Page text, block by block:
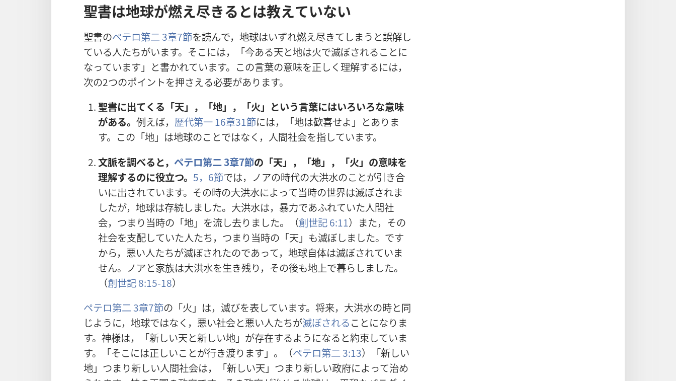
聖書は地球が燃え尽きるとは教えていない
聖書のペテロ第二3章7節を読んで， 地球はいずれ燃え尽きてしまうと誤解し
ている人たちがいます。そこには，「今ある天と地は火で滅ぼされることに
なっています」と書かれています。この言葉の意味を正しく理解するには，
次の2つのポイントを押さえる必要があります。
聖書に出てくる「天」，「地」，「火」という言葉にはいろいろな意味
がある。 例えば， 歴代第一16章31節には，「地は歓喜せよ」とありま
す。この「地」は地球のことではなく， 人間社会を指しています。
文脈を調べると， ペテロ第二3章7節の「天」，「地」，「火」の意味を
理解するのに役立つ。 5，6節では，ノアの時代の大洪水のことが引き合
いに出されています。その時の大洪水によって当時の世界は滅ぼされま
したが， 地球は存続しました。 大洪水は， 暴力であふれていた人間社
会，つまり当時の「地」を流し去りました。（創世記6:11）また，その
社会を支配していた人たち，つまり当時の「天 」も滅ぼしました。です
から， 悪い人たちが滅ぼされたのであって， 地球自体は滅ぼされていま
せん。ノアと家族は大洪水を生き残り，その後も地上で暮らしました。
（創世記8:15-18）
ペテロ第二3章7節の「火 」は， 滅びを表しています。 将来， 大洪水の時と同
じように， 地球ではなく， 悪い社会と悪い人たちが滅ぼされることになりま
す。 神様は，「新しい天と新しい地」が存在するようになると約束していま
す。「そこには正しいことが行き渡ります」。（ペテロ第二3:13）「新しい
地」つまり新しい人間社会は，「新しい天 」つまり新しい政府によって治め